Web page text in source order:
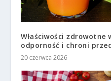
Właściwości zdrowotne
odporność i chroni
20 czerwca 2026